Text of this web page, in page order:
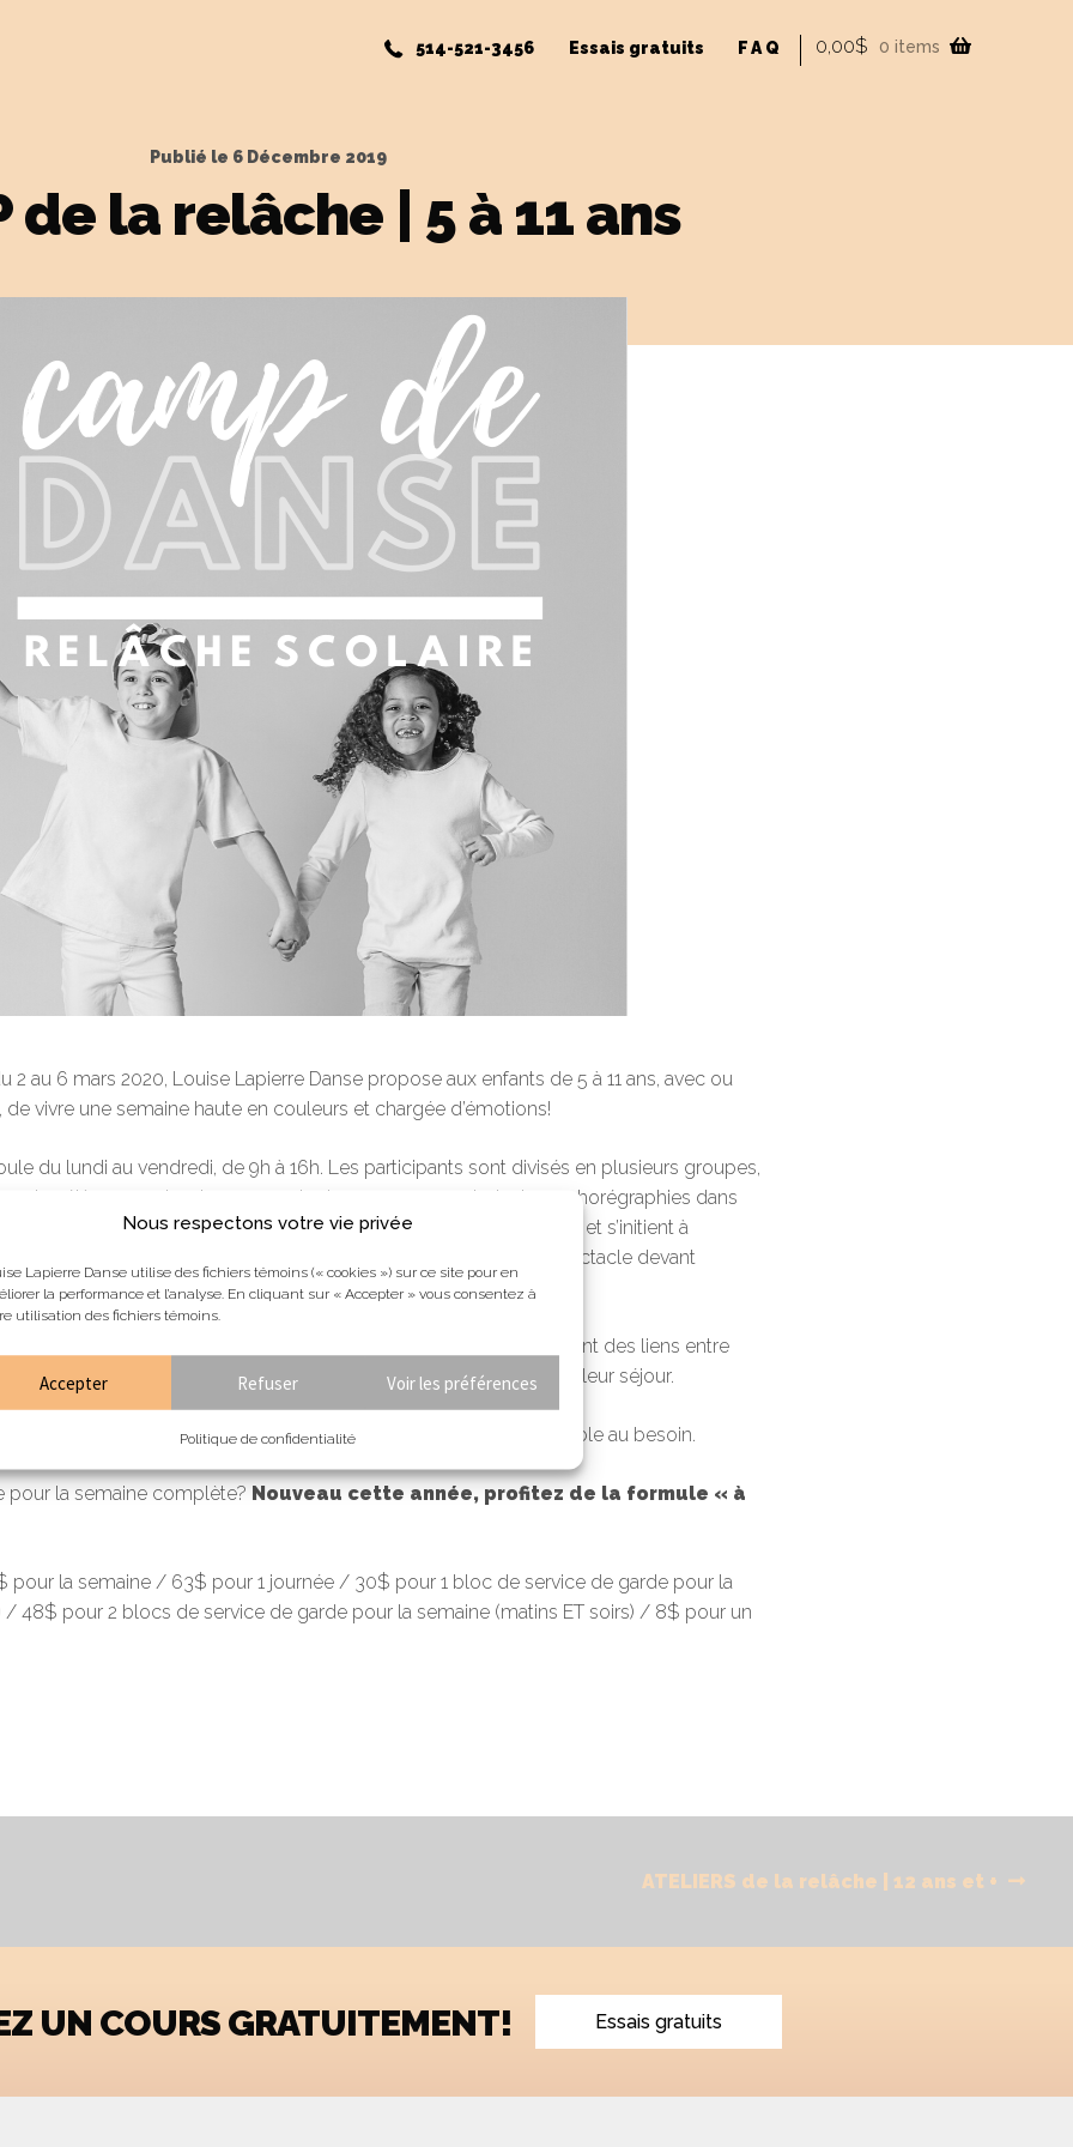
Nous respectons votre vie privée
Lapierre Danse utilise des fichiers témoins (« cookies ») sur ce site pour en
la performance et l’analyse. En cliquant sur « Accepter » vous consentez à
utilisation des fichiers témoins.
Accepter Refuser Voir les préférences
Politique de confidentialité
514-521-3456 Essais gratuits FAQ 0,00$ 0 items
Publié le 6 Décembre 2019
de la relâche | 5 à 11 ans
2 au 6 mars 2020, Louise Lapierre Danse propose aux enfants de 5 à 11 ans, avec ou
vivre une semaine haute en couleurs et chargée d’émotions!
du lundi au vendredi, de 9h à 16h. Les participants sont divisés en plusieurs groupes,
les élèves reçoivent un cours de danse, apprennent plusieurs chorégraphies dans
Contemporain,Street-Jazz,Danse Percussive,
, etc) et s’initient à
, etc. Un mini-spectacle devant
en beauté chacune des journées!
ambiance festive et décontractée. Les danseurs tissent rapidement des liens entre
et se construisent de précieux souvenirs tout au long de leur séjour.
de 7h à 8h45 et/ou le soir de 16h15 à 18h est également disponible au besoin.
pour la semaine complète? Nouveau cette année, profitez de la formule « à
pour la semaine / 63$ pour 1 journée / 30$ pour 1 bloc de service de garde pour la
/ 48$ pour 2 blocs de service de garde pour la semaine (matins ET soirs) / 8$ pour un
Next
ATELIERS de la relâche | 12 ans et +
UN COURS GRATUITEMENT! Essais gratuits